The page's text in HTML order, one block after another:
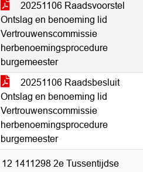
20251106 Raadsvoorstel
Ontslag en benoeming lid
Vertrouwenscommissie
herbenoemingsprocedure
burgemeester
20251106 Raadsbesluit
Ontslag en benoeming lid
Vertrouwenscommissie
herbenoemingsprocedure
burgemeester
12 1411298 2e Tussentijdse